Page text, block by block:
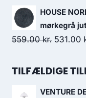
HOUSE
mørkegrå
559.00kr. 531.00
TILFÆLDIGE
VENTURE